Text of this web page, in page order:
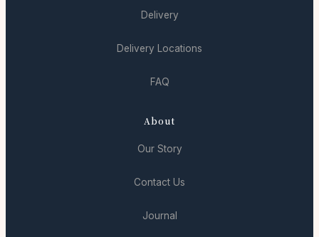
Delivery
Delivery Locations
FAQ
About
Our Story
Contact Us
Journal